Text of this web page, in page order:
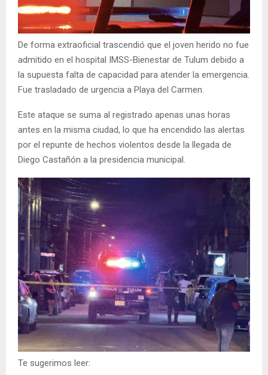
De forma extraoficial trascendió que el joven herido no fue
admitido en el hospital IMSS-Bienestar de Tulum debido a
la supuesta falta de capacidad para atender la emergencia.
Fue trasladado de urgencia a Playa del Carmen.
Este ataque se suma al registrado apenas unas horas
antes en la misma ciudad, lo que ha encendido las alertas
por el repunte de hechos violentos desde la llegada de
Diego Castañón a la presidencia municipal.
Te sugerimos leer: